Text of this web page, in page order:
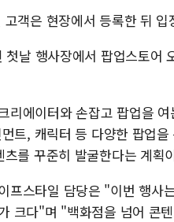
객은 현장에서 등록한 뒤 입
첫날 행사장에서 팝업스토어
리에이터와 손잡고 팝업을
트, 캐릭터 등 다양한 팝업
를 꾸준히 발굴한다는 계획
프스타일 담당은 "이번 행사
크다"며 "백화점을 넘어 콘